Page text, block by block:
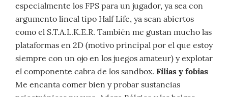
especialmente los FPS para un jugador, ya sea con
argumento lineal tipo Half Life, ya sean abiertos
como el S.T.A.L.K.E.R. También me gustan mucho las
plataformas en 2D (motivo principal por el que estoy
siempre con un ojo en los juegos amateur) y explotar
el componente cabra de los sandbox. Filias y fobias
Me encanta comer bien y probar sustancias